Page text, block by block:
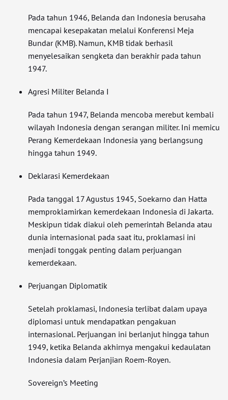
Pada tahun 1946, Belanda dan Indonesia berusaha
mencapai kesepakatan melalui Konferensi Meja
Bundar (KMB). Namun, KMB tidak berhasil
menyelesaikan sengketa dan berakhir pada tahun
1947.
Agresi Militer Belanda I
Pada tahun 1947, Belanda mencoba merebut kembali
wilayah Indonesia dengan serangan militer. Ini memicu
Perang Kemerdekaan Indonesia yang berlangsung
hingga tahun 1949.
Deklarasi Kemerdekaan
Pada tanggal 17 Agustus 1945, Soekarno dan Hatta
memproklamirkan kemerdekaan Indonesia di Jakarta.
Meskipun tidak diakui oleh pemerintah Belanda atau
dunia internasional pada saat itu, proklamasi ini
menjadi tonggak penting dalam perjuangan
kemerdekaan.
Perjuangan Diplomatik
Setelah proklamasi, Indonesia terlibat dalam upaya
diplomasi untuk mendapatkan pengakuan
internasional. Perjuangan ini berlanjut hingga tahun
1949, ketika Belanda akhirnya mengakui kedaulatan
Indonesia dalam Perjanjian Roem-Royen.
Sovereign’s Meeting